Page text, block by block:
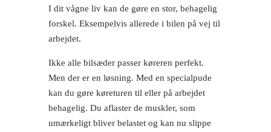
I dit vågne liv kan de gøre en stor, behagelig
forskel. Eksempelvis allerede i bilen på vej til
arbejdet.
Ikke alle bilsæder passer køreren perfekt.
Men der er en løsning. Med en specialpude
kan du gøre køreturen til eller på arbejdet
behagelig. Du aflaster de muskler, som
umærkeligt bliver belastet og kan nu slippe